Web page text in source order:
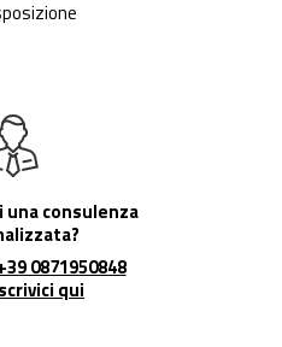
una consulenza
0871950848
scrivici qui